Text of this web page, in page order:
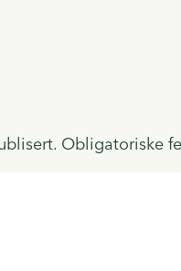
Obligatoriske